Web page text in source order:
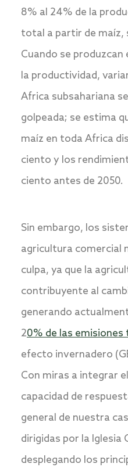
8% al 24% de la
total a partir de maíz,
Cuando se
la productividad,
Africa subsahariana
golpeada; se estima
maíz en toda Africa
ciento y los
ciento antes de 2050.
Sin embargo, los
agricultura comercial
culpa, ya que la
contribuyente al
generando
20% de las
efecto invernadero
Con miras a integrar
capacidad de
general de nuestra
dirigidas por la Iglesia
desplegando los